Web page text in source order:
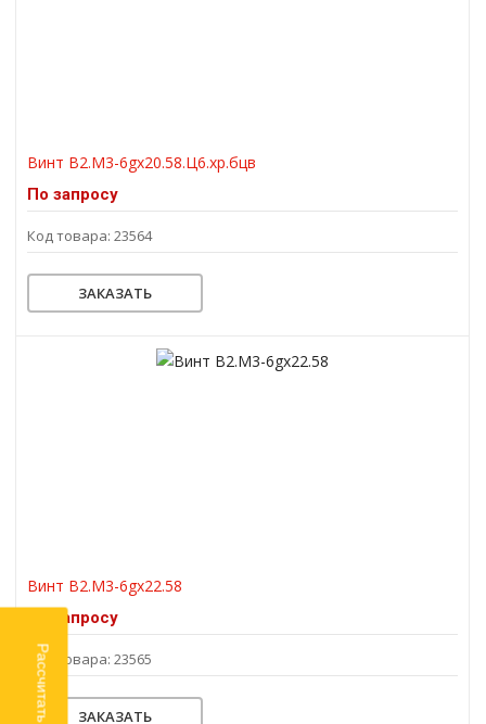
Винт В2.М3-6gх20.58.Ц6.хр.бцв
По запросу
Код товара: 23564
ЗАКАЗАТЬ
Винт В2.М3-6gх22.58
По запросу
Код товара: 23565
ЗАКАЗАТЬ